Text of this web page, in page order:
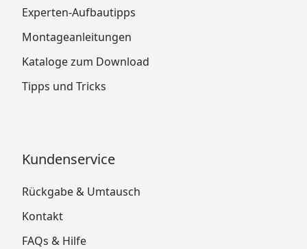
Experten-Aufbautipps
Montageanleitungen
Kataloge zum Download
Tipps und Tricks
Kundenservice
Rückgabe & Umtausch
Kontakt
FAQs & Hilfe